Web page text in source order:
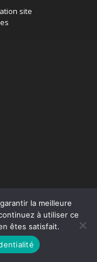
site
la meilleure
à utiliser ce
êtes satisfait.